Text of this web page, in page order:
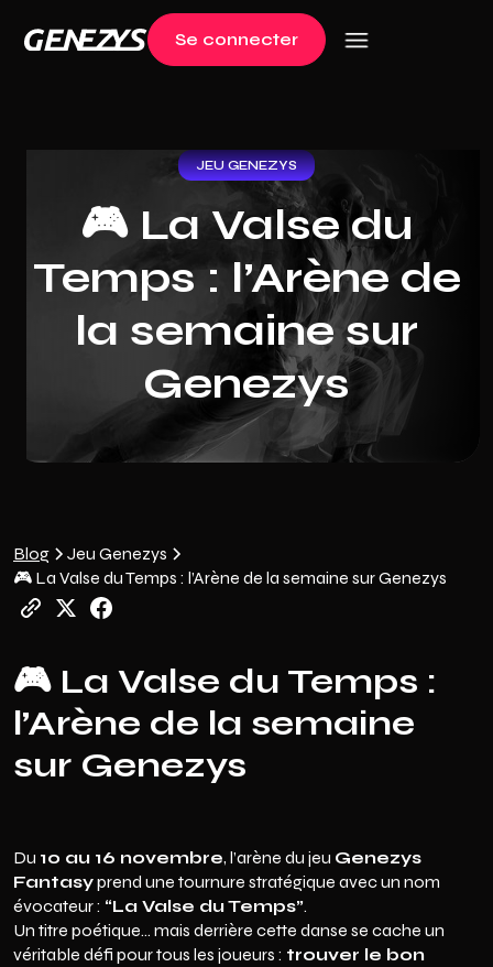
Se connecter
Log in
JEU GENEZYS
🎮 La Valse du
Temps : l’Arène de
la semaine sur
Genezys
Blog
Jeu Genezys
🎮 La Valse du Temps : l’Arène de la semaine sur Genezys
🎮 La Valse du Temps :
l’Arène de la semaine
sur Genezys
Du 10 au 16 novembre, l’arène du jeu Genezys
Fantasyprend une tournure stratégique avec un nom
évocateur : “La Valse du Temps”.
Un titre poétique… mais derrière cette danse se cache un
véritable défi pour tous les joueurs : trouver le bon